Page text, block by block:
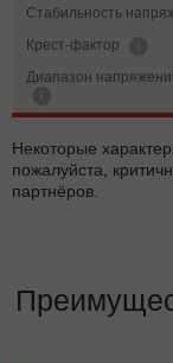
Cтабильность
Крест-фактор
Диапазон
Некоторые
пожалуйста,
партнёров.